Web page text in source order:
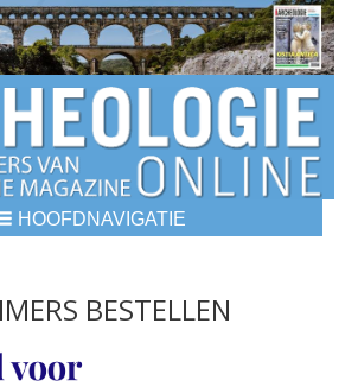
HOOFDNAVIGATIE
BESTELLEN